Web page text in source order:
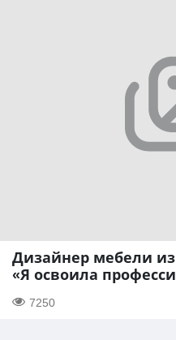
Дизайнер мебели из
«Я освоила
7250